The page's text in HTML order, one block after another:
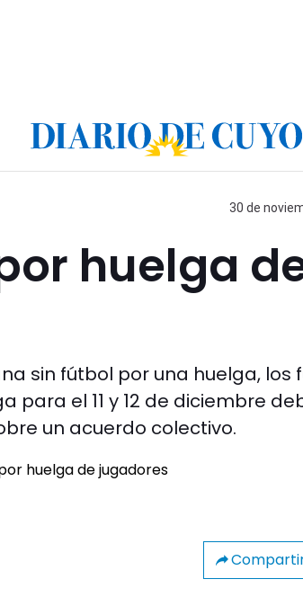
30 de
huelga
sin fútbol por una huelga, los
para el 11 y 12 de diciembre
un acuerdo colectivo.